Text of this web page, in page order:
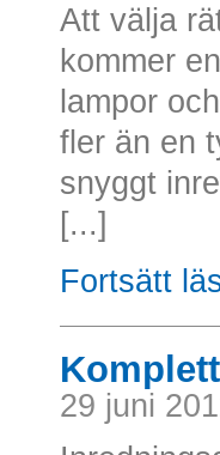
Att välja
kommer
lampor
fler än en
snyggt
[...]
Fortsätt
29 juni